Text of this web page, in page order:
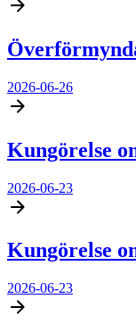
2026-06-26
Kungörelse
2026-06-23
Kungörelse
2026-06-23